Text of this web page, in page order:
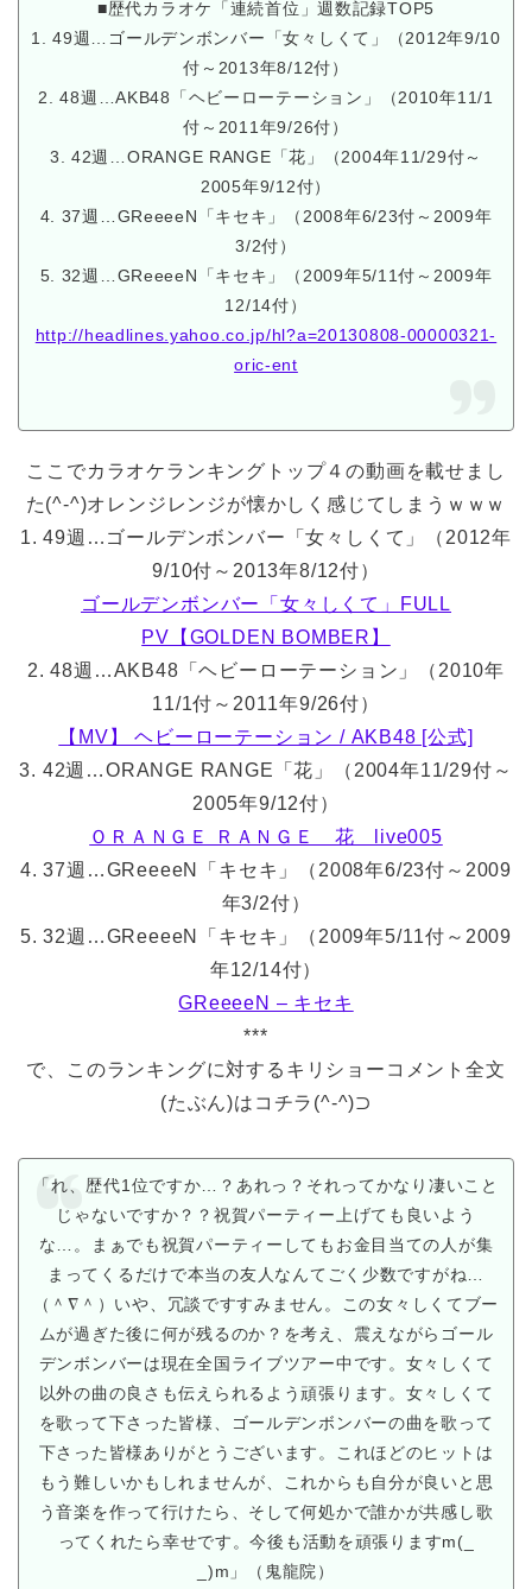
■歴代カラオケ「連続首位」週数記録TOP5
1. 49週…ゴールデンボンバー「女々しくて」（2012年9/10
付～2013年8/12付）
2. 48週…AKB48「ヘビーローテーション」（2010年11/1
付～2011年9/26付）
3. 42週…ORANGE RANGE「花」（2004年11/29付～
2005年9/12付）
4. 37週…GReeeeN「キセキ」（2008年6/23付～2009年
3/2付）
5. 32週…GReeeeN「キセキ」（2009年5/11付～2009年
12/14付）
http://headlines.yahoo.co.jp/hl?a=20130808-00000321-
oric-ent
ここでカラオケランキングトップ４の動画を載せまし
た(^-^)オレンジレンジが懐かしく感じてしまうｗｗｗ
1. 49週…ゴールデンボンバー「女々しくて」（2012年
9/10付～2013年8/12付）
ゴールデンボンバー「女々しくて」FULL
PV【GOLDEN BOMBER】
2. 48週…AKB48「ヘビーローテーション」（2010年
11/1付～2011年9/26付）
【MV】 ヘビーローテーション / AKB48 [公式]
3. 42週…ORANGE RANGE「花」（2004年11/29付～
2005年9/12付）
ＯＲＡＮＧＥ ＲＡＮＧＥ 花 live005
4. 37週…GReeeeN「キセキ」（2008年6/23付～2009
年3/2付）
5. 32週…GReeeeN「キセキ」（2009年5/11付～2009
年12/14付）
GReeeeN – キセキ
***
で、このランキングに対するキリショーコメント全文
(たぶん)はコチラ(^-^)⊃
「れ、歴代1位ですか…？あれっ？それってかなり凄いこと
じゃないですか？？祝賀パーティー上げても良いよう
な…。まぁでも祝賀パーティーしてもお金目当ての人が集
まってくるだけで本当の友人なんてごく少数ですがね…
（＾∇＾）いや、冗談ですすみません。この女々しくてブー
ムが過ぎた後に何が残るのか？を考え、震えながらゴール
デンボンバーは現在全国ライブツアー中です。女々しくて
以外の曲の良さも伝えられるよう頑張ります。女々しくて
を歌って下さった皆様、ゴールデンボンバーの曲を歌って
下さった皆様ありがとうございます。これほどのヒットは
もう難しいかもしれませんが、これからも自分が良いと思
う音楽を作って行けたら、そして何処かで誰かが共感し歌
ってくれたら幸せです。今後も活動を頑張りますm(_
_)m」（鬼龍院）